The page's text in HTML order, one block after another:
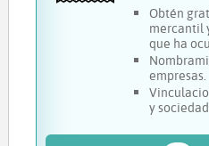
Obtén
mercantil
que ha
empresas.
y